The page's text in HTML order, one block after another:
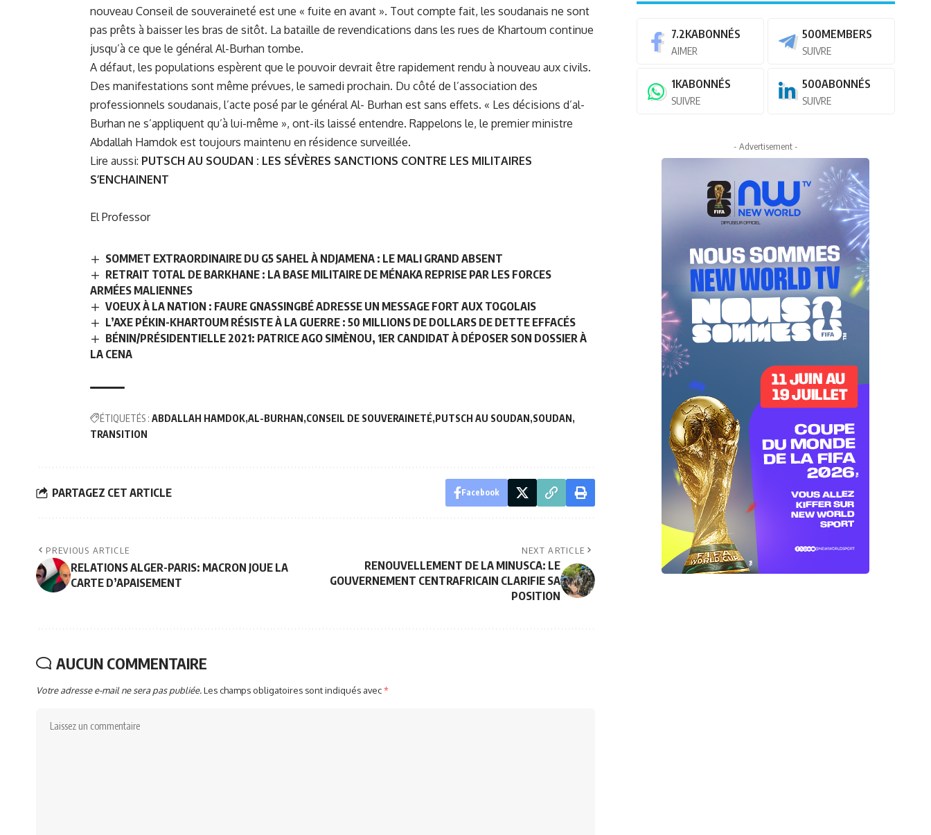
nouveau Conseil de souveraineté est une « fuite en avant ». Tout compte fait, les soudanais ne sont
pas prêts à baisser les bras de sitôt. La bataille de revendications dans les rues de Khartoum continue
jusqu’à ce que le général Al-Burhan tombe.
A défaut, les populations espèrent que le pouvoir devrait être rapidement rendu à nouveau aux civils.
Des manifestations sont même prévues, le samedi prochain. Du côté de l’association des
professionnels soudanais, l’acte posé par le général Al- Burhan est sans effets. « Les décisions d’al-
Burhan ne s’appliquent qu’à lui-même », ont-ils laissé entendre. Rappelons le, le premier ministre
Abdallah Hamdok est toujours maintenu en résidence surveillée.
Lire aussi: PUTSCH AU SOUDAN : LES SÉVÈRES SANCTIONS CONTRE LES MILITAIRES
S’ENCHAINENT
El Professor
SOMMET EXTRAORDINAIRE DU G5 SAHEL À NDJAMENA : LE MALI GRAND ABSENT
RETRAIT TOTAL DE BARKHANE : LA BASE MILITAIRE DE MÉNAKA REPRISE PAR LES FORCES
ARMÉES MALIENNES
VOEUX À LA NATION : FAURE GNASSINGBÉ ADRESSE UN MESSAGE FORT AUX TOGOLAIS
L’AXE PÉKIN-KHARTOUM RÉSISTE À LA GUERRE : 50 MILLIONS DE DOLLARS DE DETTE EFFACÉS
BÉNIN/PRÉSIDENTIELLE 2021: PATRICE AGO SIMÈNOU, 1ER CANDIDAT À DÉPOSER SON DOSSIER À
LA CENA
ÉTIQUETÉS : ABDALLAH HAMDOK AL-BURHAN CONSEIL DE SOUVERAINETÉ PUTSCH AU SOUDAN SOUDAN
TRANSITION
PARTAGEZ CET ARTICLE Facebook
PREVIOUS ARTICLE
RELATIONS ALGER-PARIS: MACRON JOUE LA
CARTE D’APAISEMENT
NEXT ARTICLE
RENOUVELLEMENT DE LA MINUSCA: LE
GOUVERNEMENT CENTRAFRICAIN CLARIFIE SA
POSITION
AUCUN COMMENTAIRE
Votre adresse e-mail ne sera pas publiée.Les champs obligatoires sont indiqués avec*
7.2KABONNÉS
AIMER
500MEMBERS
SUIVRE
1KABONNÉS
SUIVRE
500ABONNÉS
SUIVRE
- Advertisement -